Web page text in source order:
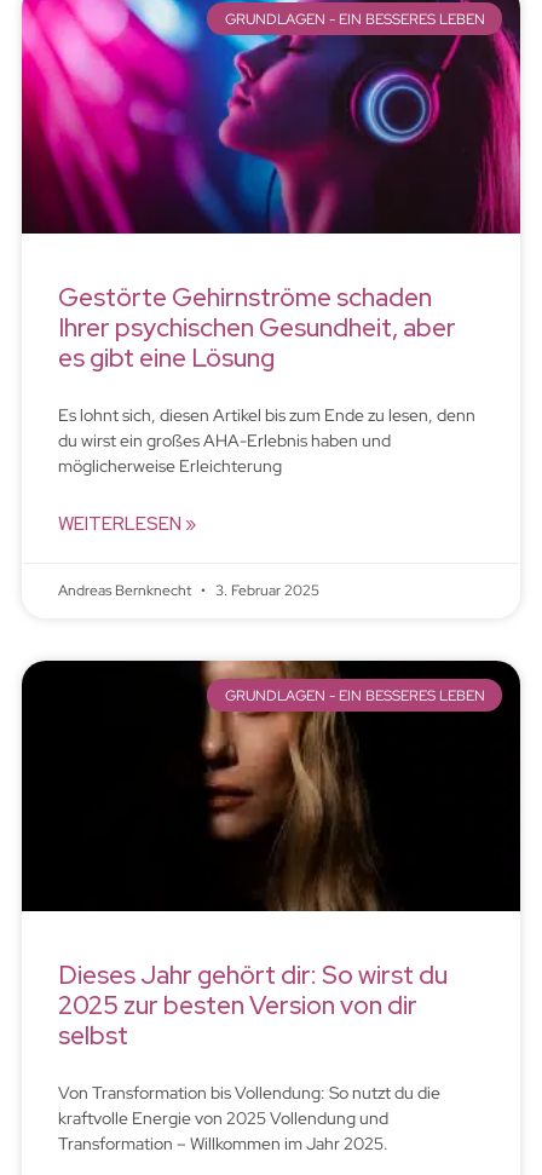
GRUNDLAGEN - EIN BESSERES LEBEN
Gestörte Gehirnströme schaden
Ihrer psychischen Gesundheit, aber
es gibt eine Lösung
Es lohnt sich, diesen Artikel bis zum Ende zu lesen, denn
du wirst ein großes AHA-Erlebnis haben und
möglicherweise Erleichterung
WEITERLESEN »
Andreas Bernknecht 3. Februar 2025
GRUNDLAGEN - EIN BESSERES LEBEN
Dieses Jahr gehört dir: So wirst du
2025 zur besten Version von dir
selbst
Von Transformation bis Vollendung: So nutzt du die
kraftvolle Energie von 2025 Vollendung und
Transformation – Willkommen im Jahr 2025.